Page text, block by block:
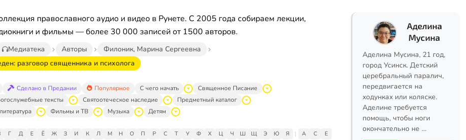
православного аудио и видео в Рунете. С 2005 года собираем лекции,
и фильмы — более 30 000 записей от 1500 авторов.
Медиатека Авторы
Филоник, Марина Сергеевна
разговор священника и психолога
Сделано в Предании Популярное С чего начать
Священное Писание
тексты
Святоотеческое наследие
Предметный каталог
Фильмы и ТВ Музыка Детям
Г Д Е Ё Ж З И К Л М Н О П Р С Т У Ф Х Ц Ч Ш Щ Э Ю Я | A C
E
Аделина
Мусина
Аделина Мусина, 21 год,
город Усинск. Детский
церебральный паралич,
передвигается на
ходунках или коляске.
Аделине требуется
помощь, чтобы ноги
окончательно не …